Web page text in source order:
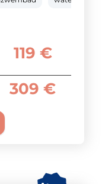
119 €
309 €